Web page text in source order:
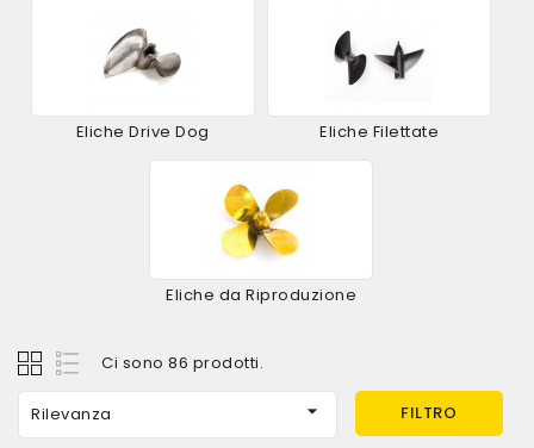
Eliche Drive Dog Eliche Filettate
Eliche da Riproduzione
Ci sono 86 prodotti.
Rilevanza  FILTRO